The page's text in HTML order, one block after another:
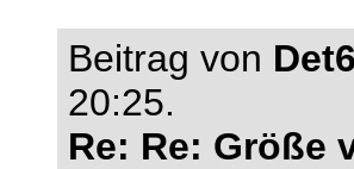
Beitrag von
20:25.
Re: Re: Größe